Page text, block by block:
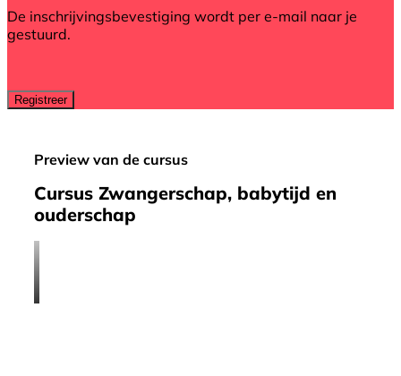
De inschrijvingsbevestiging wordt per e-mail naar je
gestuurd.
Preview van de cursus
Cursus Zwangerschap, babytijd en
ouderschap